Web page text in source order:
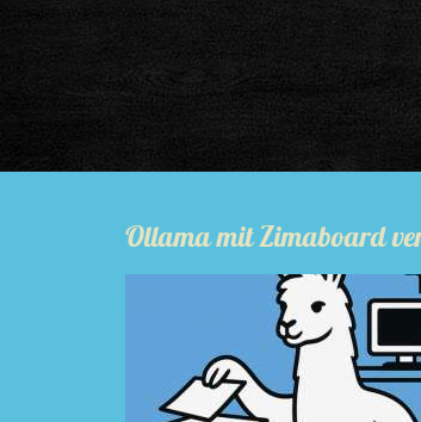
Ollama mit Zimaboard